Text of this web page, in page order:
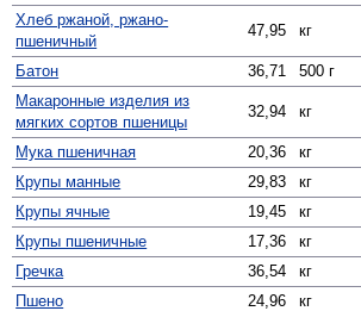
Хлеб ржаной, ржано-
пшеничный
47,95 кг
Батон 36,71
500 г
Макаронные изделия из
мягких сортов пшеницы
32,94 кг
Мука пшеничная 20,36
кг
Крупы манные
29,83
кг
Крупы ячные
19,45
кг
Крупы пшеничные
17,36
кг
Гречка
36,54
кг
Пшено
24,96
кг